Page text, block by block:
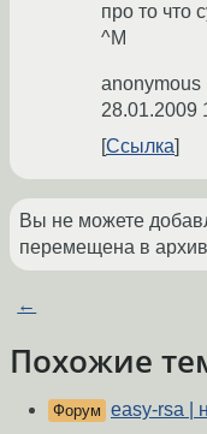
про то что
^M
anonymous
28.01.2009
Ссылка
Вы не можете
перемещена в
←
Похожие
Форум easy-rsa |